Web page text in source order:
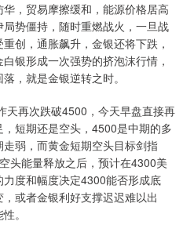
，贸易摩擦缓和，能源价格居高
势僵持，随时重燃战火，一旦战
创，通胀飙升，金银还将下跌，
银形成一次强势的挤泡沫行情，
，就是金银逆转之时。
天再次跌破4500，今天早盘直接再
短期还是空头，4500是中期的多
弱，而黄金短期空头目标剑指
能量释放之后，预计在4300美
度和幅度决定4300能否形成底
或者金银利好支撑迟迟难以出
。